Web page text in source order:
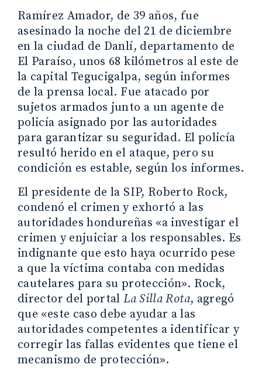
Ramírez Amador, de 39 años, fue
asesinado la noche del 21 de diciembre
en la ciudad de Danlí, departamento de
El Paraíso, unos 68 kilómetros al este de
la capital Tegucigalpa, según informes
de la prensa local. Fue atacado por
sujetos armados junto a un agente de
policía asignado por las autoridades
para garantizar su seguridad. El policía
resultó herido en el ataque, pero su
condición es estable, según los informes.
El presidente de la SIP, Roberto Rock,
condenó el crimen y exhortó a las
autoridades hondureñas «a investigar el
crimen y enjuiciar a los responsables. Es
indignante que esto haya ocurrido pese
a que la víctima contaba con medidas
cautelares para su protección». Rock,
director del portalLa Silla Rota, agregó
que «este caso debe ayudar a las
autoridades competentes a identificar y
corregir las fallas evidentes que tiene el
mecanismo de protección».